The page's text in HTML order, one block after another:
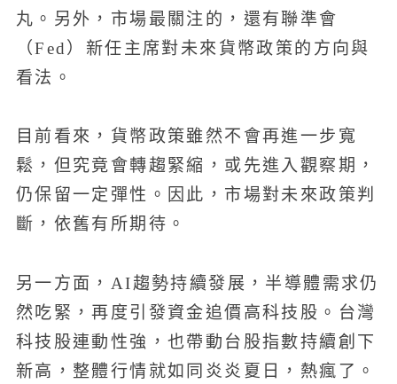
丸。另外，市場最關注的，還有聯準會
（Fed）新任主席對未來貨幣政策的方向與
看法。
目前看來，貨幣政策雖然不會再進一步寬
鬆，但究竟會轉趨緊縮，或先進入觀察期，
仍保留一定彈性。因此，市場對未來政策判
斷，依舊有所期待。
另一方面，AI趨勢持續發展，半導體需求仍
然吃緊，再度引發資金追價高科技股。台灣
科技股連動性強，也帶動台股指數持續創下
新高，整體行情就如同炎炎夏日，熱瘋了。